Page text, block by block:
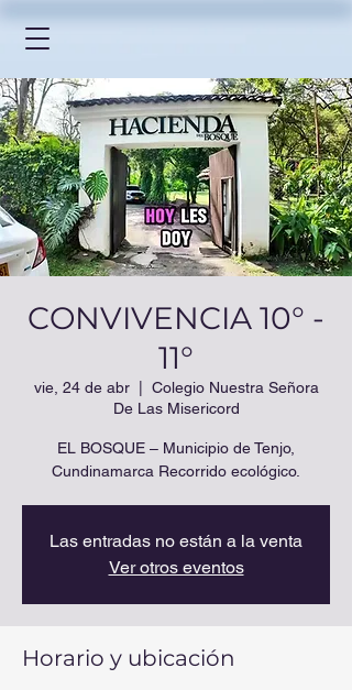
CONVIVENCIA 10° -
11°
vie, 24 de abr
  |
Colegio Nuestra Señora
De Las Misericord
EL BOSQUE – Municipio de Tenjo,
Cundinamarca Recorrido ecológico.
Las entradas no están a la venta
Ver otros eventos
Horario y ubicación